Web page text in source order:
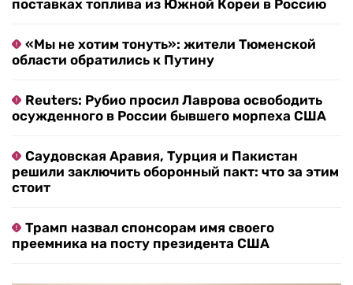
поставках топлива из Южной Кореи в Россию
«Мы не хотим тонуть»: жители Тюменской
области обратились к Путину
Reuters: Рубио просил Лаврова освободить
осужденного в России бывшего морпеха США
Саудовская Аравия, Турция и Пакистан
решили заключить оборонный пакт: что за этим
стоит
Трамп назвал спонсорам имя своего
преемника на посту президента США